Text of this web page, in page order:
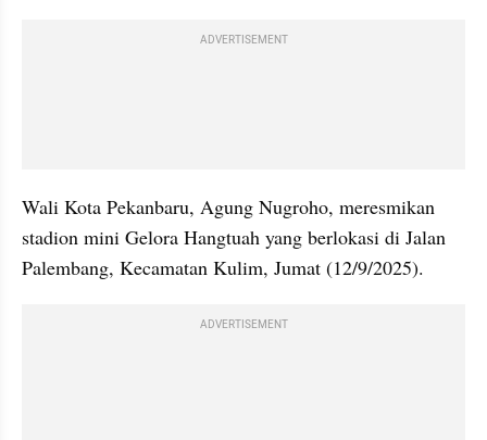
ADVERTISEMENT
Wali Kota Pekanbaru, Agung Nugroho, meresmikan
stadion mini Gelora Hangtuah yang berlokasi di Jalan
Palembang, Kecamatan Kulim, Jumat (12/9/2025).
ADVERTISEMENT